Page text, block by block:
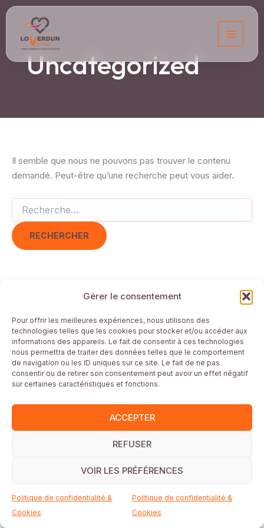
Gérer le consentement
Pour offrir les meilleures expériences, nous utilisons des
technologies telles que les cookies pour stocker et/ou accéder aux
informations des appareils. Le fait de consentir à ces technologies
nous permettra de traiter des données telles que le comportement
de navigation ou les ID uniques sur ce site. Le fait de ne pas
consentir ou de retirer son consentement peut avoir un effet négatif
sur certaines caractéristiques et fonctions.
ACCEPTER
REFUSER
VOIR LES PRÉFÉRENCES
Politique de confidentialité &
Cookies
Politique de confidentialité &
Cookies
Aller
contenu
Uncategorized
Il semble que nous ne pouvons pas trouver le contenu
demandé. Peut-être qu’une recherche peut vous aider.
Rechercher :
Mentions Légales
Plan du site
Conditions générales
Politique de confidentialité & Cookies
Commerces partenaires cartes cadeaux
Fonctionnement carte cadeau
Droits d'auteur © 2026 LoVerdun